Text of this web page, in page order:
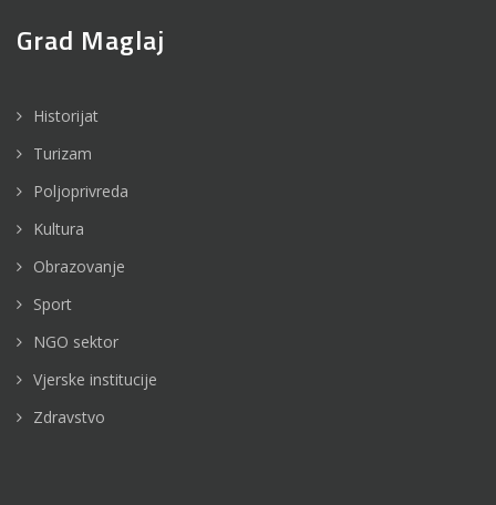
Grad Maglaj
Historijat
Turizam
Poljoprivreda
Kultura
Obrazovanje
Sport
NGO sektor
Vjerske institucije
Zdravstvo